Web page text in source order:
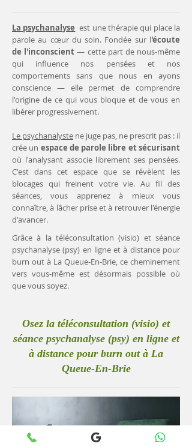
La psychanalyse est une thérapie qui place la
parole au cœur du soin. Fondée sur l'écoute
de l'inconscient— cette part de nous-même
qui influence nos pensées et nos
comportements sans que nous en ayons
conscience — elle permet de comprendre
l'origine de ce qui vous bloque et de vous en
libérer progressivement.
Le psychanalyste ne juge pas, ne prescrit pas : il
crée un espace de parole libre et sécurisant
où l'analysant associe librement ses pensées.
C'est dans cet espace que se révèlent les
blocages qui freinent votre vie. Au fil des
séances, vous apprenez à mieux vous
connaître, à lâcher prise et à retrouver l'énergie
d'avancer.
Grâce à la téléconsultation (visio) et séance
psychanalyse (psy) en ligne et à distance pour
burn out à La Queue-En-Brie, ce cheminement
vers vous-même est désormais possible où
que vous soyez.
Osez la téléconsultation (visio) et
séance psychanalyse (psy) en ligne et
à distance pour burn out à La
Queue-En-Brie